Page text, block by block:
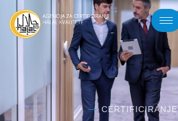
CERTIFICIRANJE